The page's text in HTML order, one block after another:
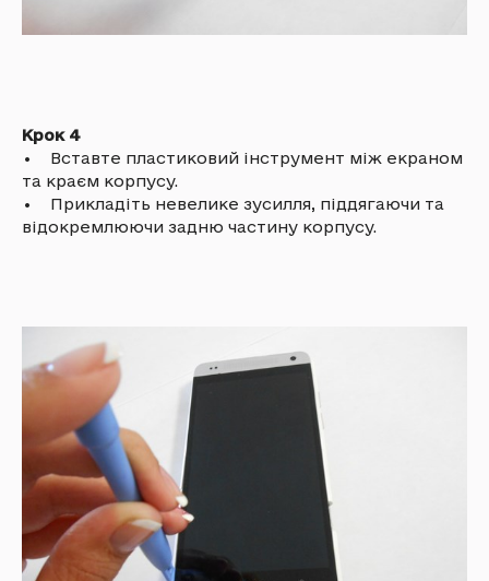
Крок 4
• Вставте пластиковий інструмент між екраном
та краєм корпусу.
• Прикладіть невелике зусилля, піддягаючи та
відокремлюючи задню частину корпусу.